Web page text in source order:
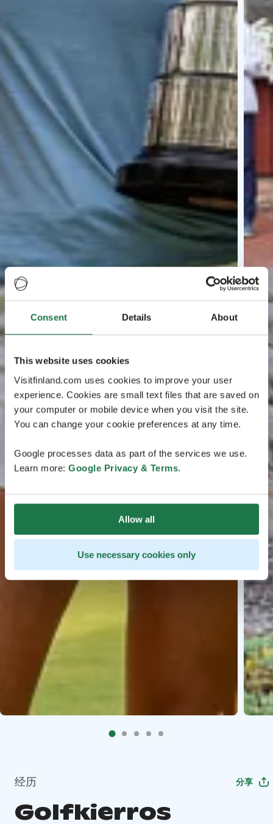
Consent Details About
This website uses cookies
Visitfinland.com uses cookies to improve your user
experience. Cookies are small text files that are saved on
your computer or mobile device when you visit the site.
You can change your cookie preferences at any time.
Google processes data as part of the services we use.
Learn more: Google Privacy & Terms.
Allow all
Use necessary cookies only
经历 分享
Golfkierros